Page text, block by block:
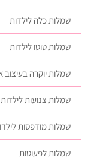
שמלות כלה לילדות
שמלות טוטו לילדות
שמלות יוקרה בעיצוב
שמלות צנועות לילדות
שמלות מודפסות
שמלות לפעוטות